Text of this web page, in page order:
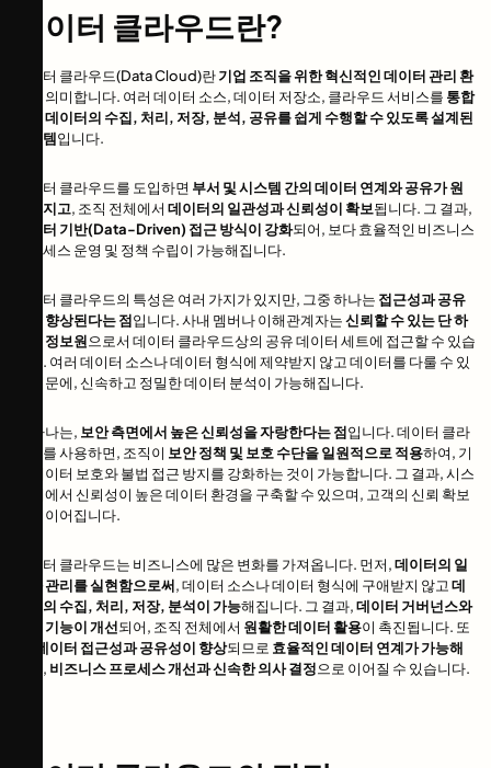
데이터 클라우드란?
데이터 클라우드(Data Cloud)란기업 조직을 위한 혁신적인 데이터 관리 환
을 의미합니다. 여러 데이터 소스, 데이터 저장소, 클라우드 서비스를 통합
하여 데이터의 수집, 처리, 저장, 분석, 공유를 쉽게 수행할 수 있도록 설계된
시스템입니다.
데이터 클라우드를 도입하면 부서 및 시스템 간의 데이터 연계와 공유가 원
활해지고, 조직 전체에서데이터의 일관성과 신뢰성이 확보됩니다. 그 결과,
데이터 기반(Data-Driven) 접근 방식이 강화되어, 보다 효율적인 비즈니스
프로세스 운영 및 정책 수립이 가능해집니다.
데이터 클라우드의 특성은 여러 가지가 있지만, 그중 하나는 접근성과 공유
성이 향상된다는 점입니다. 사내 멤버나 이해관계자는신뢰할 수 있는 단 하
나의 정보원으로서 데이터 클라우드상의 공유 데이터 세트에 접근할 수 있습
니다. 여러 데이터 소스나 데이터 형식에 제약받지 않고 데이터를 다룰 수 있
기 때문에, 신속하고 정밀한 데이터 분석이 가능해집니다.
또 하나는, 보안 측면에서 높은 신뢰성을 자랑한다는 점입니다. 데이터 클라
우드를 사용하면, 조직이 보안 정책 및 보호 수단을 일원적으로 적용하여, 기
밀 데이터 보호와 불법 접근 방지를 강화하는 것이 가능합니다. 그 결과, 시스
템 내에서 신뢰성이 높은 데이터 환경을 구축할 수 있으며, 고객의 신뢰 확보
로도 이어집니다.
데이터 클라우드는 비즈니스에 많은 변화를 가져옵니다. 먼저,데이터의 일
원화 관리를 실현함으로써, 데이터 소스나 데이터 형식에 구애받지 않고데
이터의 수집, 처리, 저장, 분석이 가능해집니다. 그 결과,데이터 거버넌스와
통제 기능이 개선되어, 조직 전체에서 원활한 데이터 활용이 촉진됩니다. 또
데이터 접근성과 공유성이 향상되므로 효율적인 데이터 연계가 가능해
, 비즈니스 프로세스 개선과 신속한 의사 결정으로 이어질 수 있습니다.